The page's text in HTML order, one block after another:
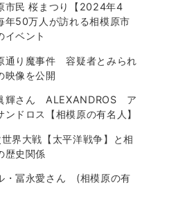
市民 桜まつり【2024年4
年50万人が訪れる相模原市
イベント
通り魔事件 容疑者とみられ
映像を公開
輝さん ALEXANDROS ア
ンドロス【相模原の有名人】
界大戦【太平洋戦争】と相
歴史関係
・冨永愛さん (相模原の有